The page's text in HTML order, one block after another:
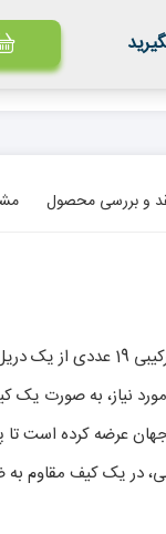
و بررسی محصول
رونیکس، مجموعه ترکیبی 19
و جهان عرضه کرده است